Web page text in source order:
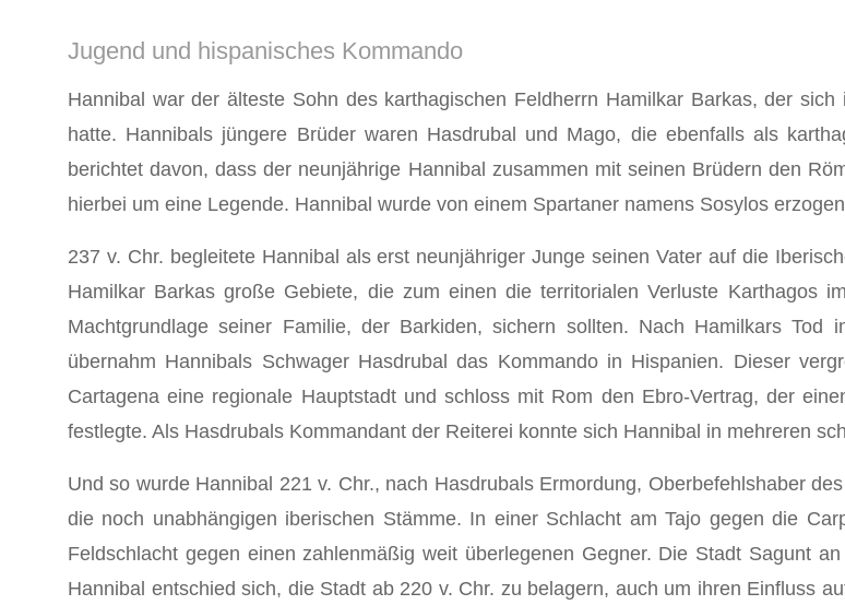
Jugend und hispanisches Kommando
Hannibal war der älteste Sohn des karthagischen Feldherrn Hamilkar Barkas, der
hatte. Hannibals jüngere Brüder waren Hasdrubal und Mago, die ebenfalls als
berichtet davon, dass der neunjährige Hannibal zusammen mit seinen Brüdern den
hierbei um eine Legende. Hannibal wurde von einem Spartaner namens Sosylos
237 v. Chr. begleitete Hannibal als erst neunjähriger Junge seinen Vater auf die
Hamilkar Barkas große Gebiete, die zum einen die territorialen Verluste Karthagos
Machtgrundlage seiner Familie, der Barkiden, sichern sollten. Nach Hamilkars Tod
übernahm Hannibals Schwager Hasdrubal das Kommando in Hispanien. Dieser
Cartagena eine regionale Hauptstadt und schloss mit Rom den Ebro-Vertrag, der
festlegte. Als Hasdrubals Kommandant der Reiterei konnte sich Hannibal in mehreren
Und so wurde Hannibal 221 v. Chr., nach Hasdrubals Ermordung, Oberbefehlshaber
die noch unabhängigen iberischen Stämme. In einer Schlacht am Tajo gegen die
Feldschlacht gegen einen zahlenmäßig weit überlegenen Gegner. Die Stadt Sagunt
Hannibal entschied sich, die Stadt ab 220 v. Chr. zu belagern, auch um ihren Einfluss